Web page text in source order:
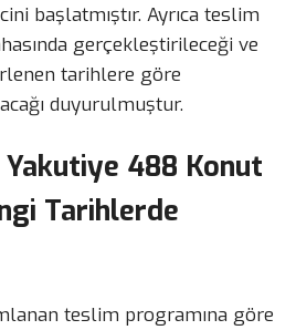
başlatmıştır. Ayrıca teslim
gerçekleştirileceği ve
tarihlere göre
duyurulmuştur.
488 Konut
Tarihlerde
teslim programına göre